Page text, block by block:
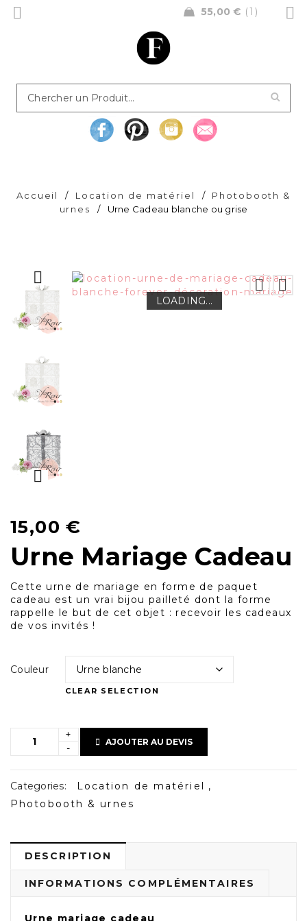
55,00€ 1
Accueil / Location de matériel /
Photobooth &
urnes
/ Urne Cadeau blanche ou grise
LOADING...
LOADING...
LOADING...
15,00€
Urne Mariage Cadeau
Cette urne de mariage en forme de paquet
cadeau est un vrai bijou pailleté dont la forme
rappelle le but de cet objet : recevoir les cadeaux
de vos invités !
Couleur
CLEAR SELECTION
AJOUTER AU DEVIS
Categories: Location de matériel ,
Photobooth & urnes
DESCRIPTION
INFORMATIONS COMPLÉMENTAIRES
Urne mariage cadeau